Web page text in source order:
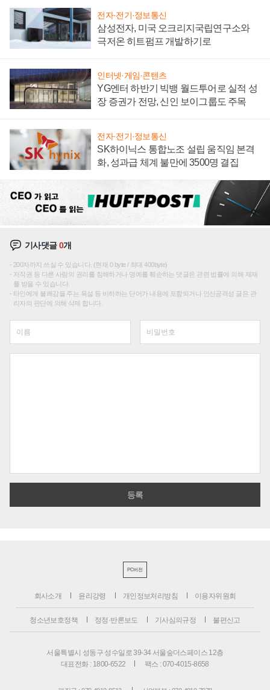
전자·전기·정보통신
삼성전자, 미국 오크리지국립연구소와
극저온 히트펌프 개발하기로
인터넷·게임·콘텐츠
YG엔터 하반기 빅뱅 월드투어로 실적 성
장 증권가 전망, 신인 보이그룹도 주목
전자·전기·정보통신
SK하이닉스 통합노조 설립 움직임 본격
화, 성과급 체계 불만에 3500명 결집
기사댓글0개
200자까지 쓰실 수 있습니다. (현재 0 byte / 최대 400byte)
저작권 등 다른 사람의 권리를 침해하거나 명예를 훼손하는 댓글은 관련 법률에 의해 제재
를 받을 수 있습니다.
타인에게 불쾌감을 주는 욕설 등 비하하는 단어가 내용에 포함되거나 인신공격성 글은 관
리자의 판단에 의해 삭제 합니다.
PC버전
회사소개 윤리강령 개인정보처리방침 이용자위원회
청소년보호정책 정정·반론보도 기사심의규정 불편신고
서울특별시 성동구 성수일로 39-34 서울숲더스페이스 12층
대표전화 : 1800-6522
팩스 : 070-4015-8658